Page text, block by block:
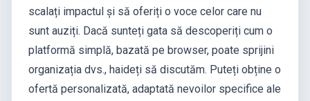
scalați impactul și să oferiți o voce celor care nu
sunt auziți. Dacă sunteți gata să descoperiți cum o
platformă simplă, bazată pe browser, poate sprijini
organizația dvs., haideți să discutăm. Puteți obține o
ofertă personalizată, adaptată nevoilor specifice ale